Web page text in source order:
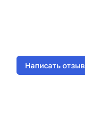
Написать отзыв